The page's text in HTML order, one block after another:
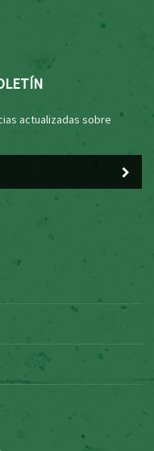
actualizadas sobre